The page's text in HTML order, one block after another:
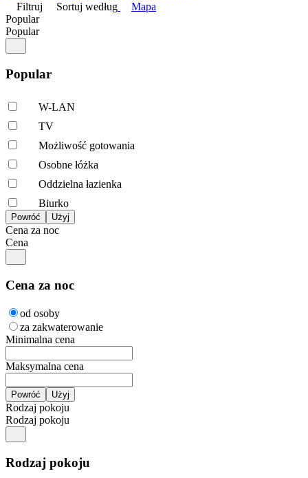
Filtruj
Sortuj według
Mapa
Popular
Popular
Popular
W-LAN
TV
Możliwość gotowania
Osobne łóżka
Oddzielna łazienka
Biurko
Cena za noc
Cena
Cena za noc
od osoby
za zakwaterowanie
Minimalna cena
Maksymalna cena
Rodzaj pokoju
Rodzaj pokoju
Rodzaj pokoju